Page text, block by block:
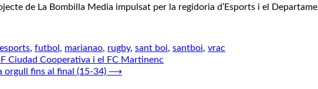
de La Bombilla Media impulsat per la regidoria d’Esports i el
esports, futbol, marianao, rugby, sant boi, santboi, vrac
Ciudad Cooperativa i el FC Martinenc
orgull fins al final (15-34) ⟶